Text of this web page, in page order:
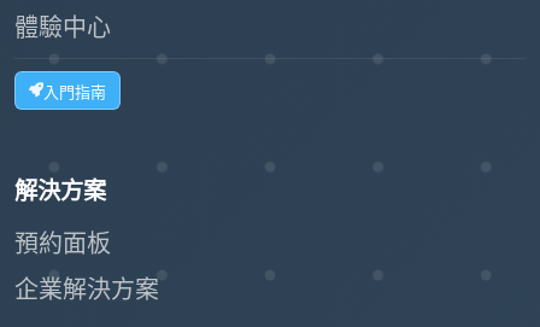
體驗中心
入門指南
解決方案
預約面板
企業解決方案